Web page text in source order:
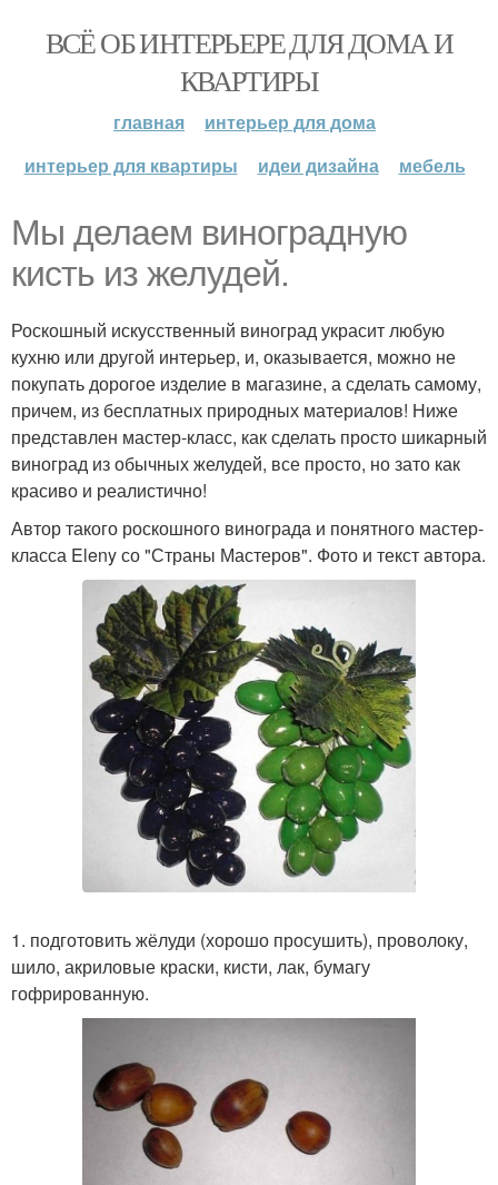
ВСЁ ОБ ИНТЕРЬЕРЕ ДЛЯ ДОМА И
КВАРТИРЫ
главная
интерьер для дома
интерьер для квартиры
идеи дизайна мебель
Мы делаем виноградную
кисть из желудей.
Роскошный искусственный виноград украсит любую
кухню или другой интерьер, и, оказывается, можно не
покупать дорогое изделие в магазине, а сделать самому,
причем, из бесплатных природных материалов! Ниже
представлен мастер-класс, как сделать просто шикарный
виноград из обычных желудей, все просто, но зато как
красиво и реалистично!
Автор такого роскошного винограда и понятного мастер-
класса Eleny со "Страны Мастеров". Фото и текст автора.
1. подготовить жёлуди (хорошо просушить), проволоку,
шило, акриловые краски, кисти, лак, бумагу
гофрированную.